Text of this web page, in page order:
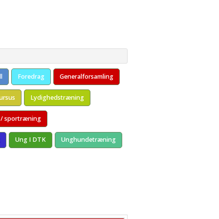
Foredrag Generalforsamling
Lydighedstræning
/ sportræning
Ung I DTK Unghundetræning